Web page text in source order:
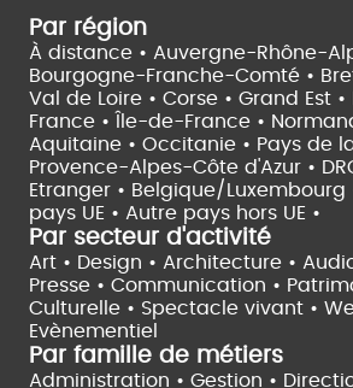
Par région
À distance • Auvergne-Rhône-
Bourgogne-Franche-Comté •
Val de Loire • Corse • Grand Est •
France •
Île-de-France •
Aquitaine • Occitanie • Pays de
Provence-Alpes-Côte d'Azur •
Etranger • Belgique/Luxembourg
pays UE • Autre pays hors UE •
Par secteur d'activité
Art • Design • Architecture •
Presse • Communication •
Culturelle • Spectacle vivant •
Evènementiel
Par famille de métiers
Administration • Gestion •